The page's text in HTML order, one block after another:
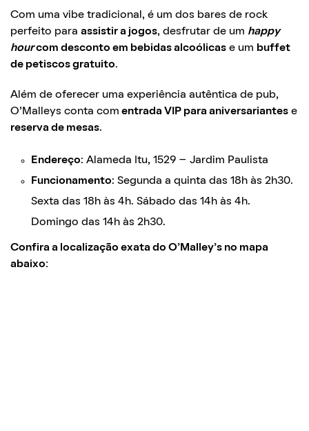
Com uma vibe tradicional, é um dos bares de rock
perfeito para assistir a jogos, desfrutar de um happy
hourcom desconto em bebidas alcoólicas e um buffet
de petiscos gratuito.
Além de oferecer uma experiência autêntica de pub,
O’Malleys conta com entrada VIP para aniversariantes e
reserva de mesas.
Endereço: Alameda Itu, 1529 – Jardim Paulista
Funcionamento: Segunda a quinta das 18h às 2h30.
Sexta das 18h às 4h. Sábado das 14h às 4h.
Domingo das 14h às 2h30.
Confira a localização exata do O’Malley’s no mapa
abaixo: